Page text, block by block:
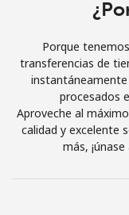
Porque
transferencias de
procesados
Aproveche al
calidad y excelente
más,